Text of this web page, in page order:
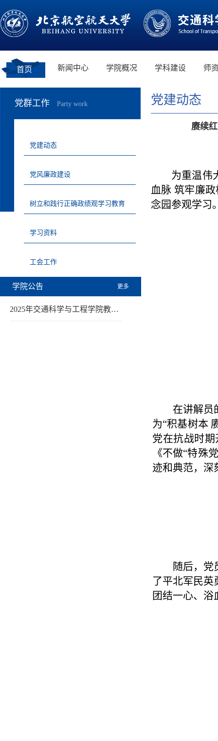
首页 新闻中心 学院概况 学科建设 师
党群工作 Party work
党建动态
党风廉政建设
树立和践行正确政绩观学习教育
学习资料
工会工作
学院公告 更多
2025年交通科学与工程学院教…
党建动态
赓续
为重温伟
血脉 筑牢廉
念园参观学习
在讲解员
为“积基树本
党在抗战时
《不做“特殊
迹和典范，深
随后，党
了平北军民英
团结一心、浴